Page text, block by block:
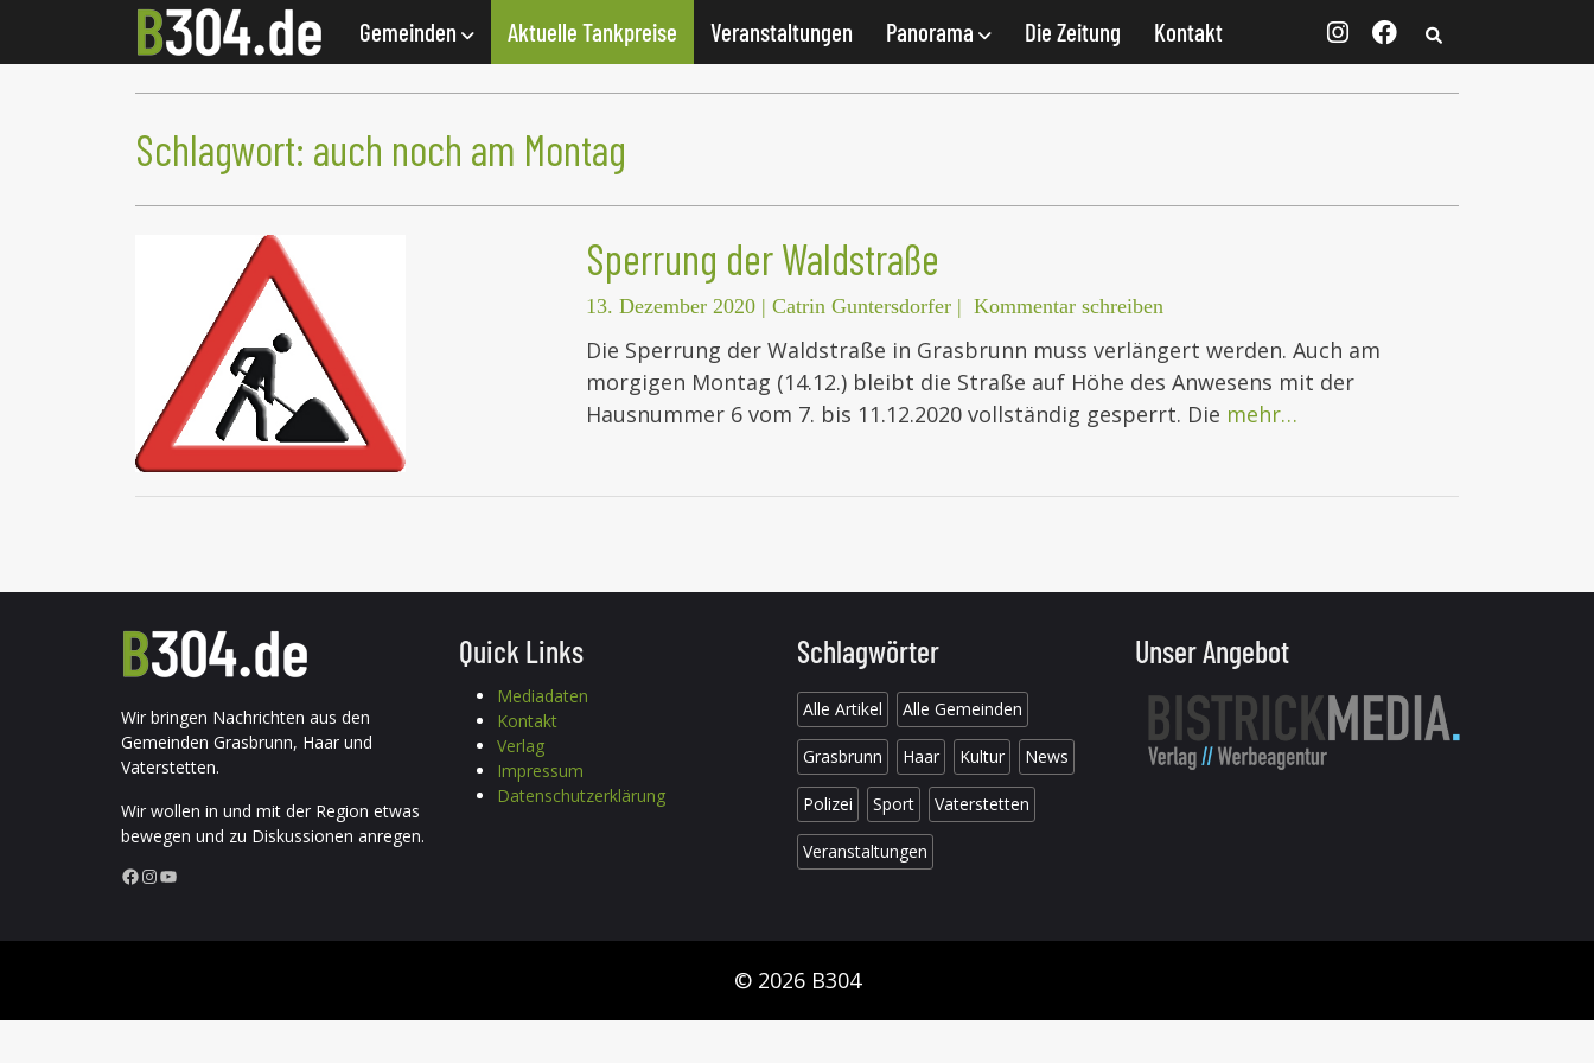
Gemeinden Aktuelle Tankpreise Veranstaltungen Panorama Die Zeitung Kontakt
Schlagwort: auch noch am Montag
Sperrung der Waldstraße
13. Dezember 2020 | Catrin Guntersdorfer | Kommentar schreiben
Die Sperrung der Waldstraße in Grasbrunn muss verlängert werden. Auch am
morgigen Montag (14.12.) bleibt die Straße auf Höhe des Anwesens mit der
Hausnummer 6 vom 7. bis 11.12.2020 vollständig gesperrt. Die mehr…
Wir bringen Nachrichten aus den
Gemeinden Grasbrunn, Haar und
Vaterstetten.
Wir wollen in und mit der Region etwas
bewegen und zu Diskussionen anregen.
Facebook InstagramYouTube
Quick Links
Mediadaten
Kontakt
Verlag
Impressum
Datenschutzerklärung
Schlagwörter
Alle Artikel Alle Gemeinden
Grasbrunn Haar Kultur News
Polizei Sport Vaterstetten
Veranstaltungen
Unser Angebot
© 2026 B304